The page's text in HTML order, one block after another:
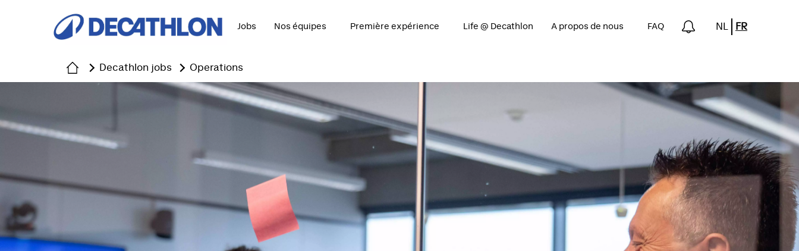
Jobs Nos équipes Première expérience Life @ Decathlon A propos de nous FAQ NL FR
Decathlon jobs Operations